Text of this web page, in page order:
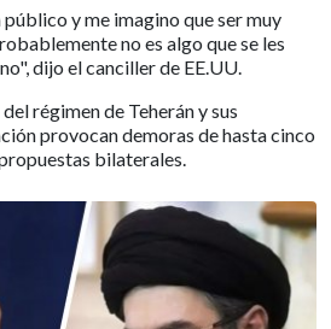
y me imagino que ser muy
no es algo que se les
dijo el canciller de EE.UU.
régimen de Teherán y sus
provocan demoras de hasta cinco
bilaterales.